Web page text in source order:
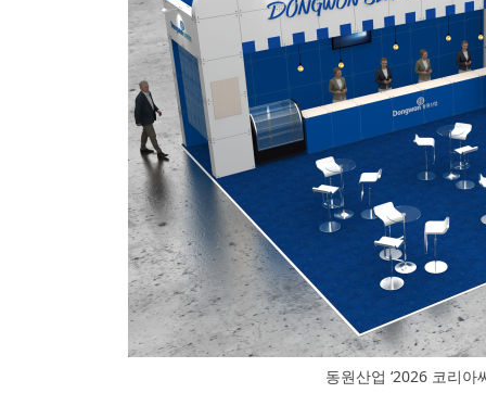
동원산업 ‘2026 코리아